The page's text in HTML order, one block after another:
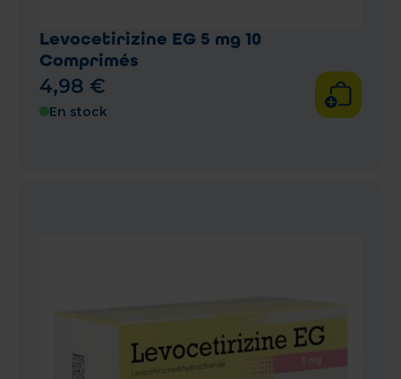
Levocetirizine EG 5 mg 10
Comprimés
4,98 €
En stock